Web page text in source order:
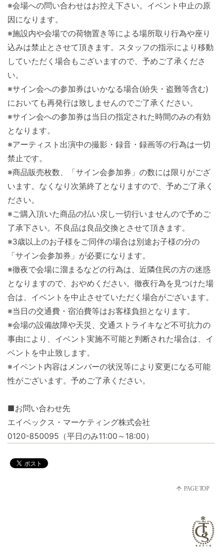
※会場への問い合わせはお控え下さい。イベント中止の原
因になります。
※施設内や会場での荷物置き等による場所取り行為や座り
込みは禁止とさせて頂きます。スタッフの指示により移動
していただく場合もございますので、予めご了承くださ
い。
※サイン会への参加券はいかなる場合(紛失・盗難等含む)
においても再発行は致しませんのでご了承ください。
※サイン会への参加券は当日の指定された時間のみの有効
となります。
※アーティスト出演中の撮影・録音・録画等の行為は一切
禁止です。
※商品販売枚数、「サイン会参加券」の数には限りがござ
います。なくなり次第終了となりますので、予めご了承く
ださい。
※ご購入頂いた商品の払い戻し一切行いませんので予めご
了承下さい。不良品は良品交換とさせて頂きます。
※3歳以上のお子様をご同伴の場合は別途お子様の分の
「サイン会参加券」が必要になります。
※徹夜で会場に溜まるなどの行為は、近隣住民の方の迷惑
となりますので、おやめください。徹夜行為を見つけた場
合は、イベントを中止させていただく場合がございます。
※当日の交通費・宿泊費等はお客様負担となります。
※会場の設備故障や天災、交通ストライキなど不可抗力の
事由により、イベント実施不可能と判断された場合は、イ
ベントを中止致します。
※イベント内容はメンバーの状況等により変更になる可能
性がございます。予めご了承ください。
■お問い合わせ先
エイベックス・マーケティング株式会社
0120-850095（平日のみ11:00～18:00）